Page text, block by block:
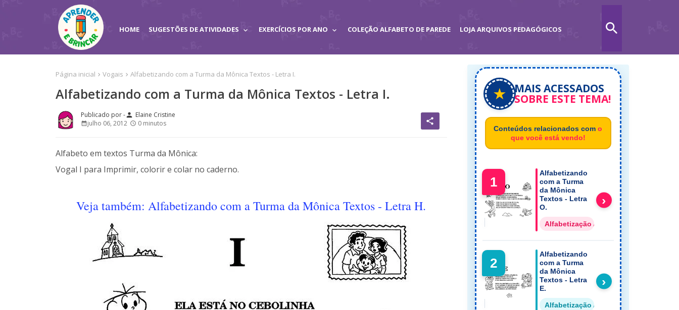
HOME SUGESTÕES DE ATIVIDADES EXERCÍCIOS POR ANO COLEÇÃO ALFABETO DE PAREDE LOJA ARQUIVOS PEDAGÓGICOS
Página inicial Vogais Alfabetizando com a Turma da Mônica Textos - Letra I.
Alfabetizando com a Turma da Mônica Textos - Letra I.
person Elaine Cristine
julho 06, 2012
0 minutos share
Alfabeto em textos Turma da Mônica:
Vogal I para Imprimir, colorir e colar no caderno.
Veja também: Alfabetizando com a Turma da Mônica Textos - Letra H.
★ MAIS ACESSADOS
SOBRE ESTE TEMA!
Conteúdos relacionados com o
que você está vendo!
1
Alfabetizando
com a Turma
da Mônica
Textos - Letra
O.
Alfabetização Alfabeto em Textos
›
2
Alfabetizando
com a Turma
da Mônica
Textos - Letra
E.
Alfabetização Alfabeto em Textos
›